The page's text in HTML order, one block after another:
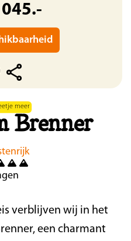
meer
Brenner
verblijven wij in het
een charmant